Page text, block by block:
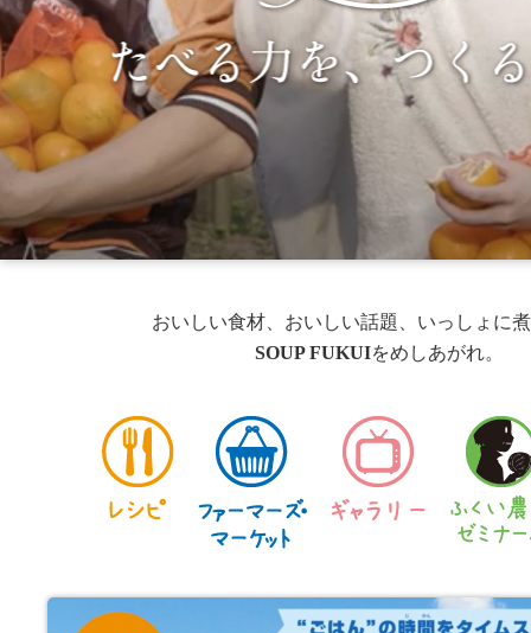
おいしい食材、おいしい話題、いっしょに
SOUP FUKUIをめしあがれ。